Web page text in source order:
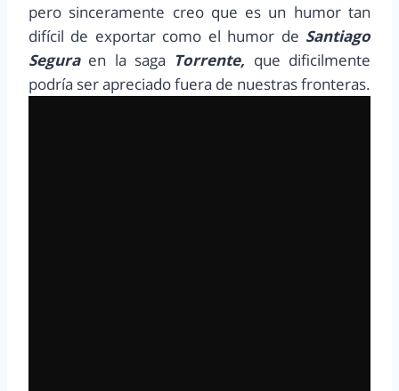
pero sinceramente creo que es un humor tan
difícil de exportar como el humor de Santiago
Seguraen la saga Torrente, que dificilmente
podría ser apreciado fuera de nuestras fronteras.